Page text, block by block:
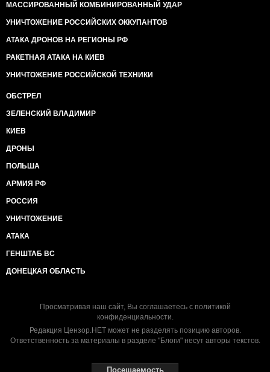
МАССИРОВАННЫЙ КОМБИНИРОВАННЫЙ УДАР
УНИЧТОЖЕНИЕ РОССИЙСКИХ ОККУПАНТОВ
АТАКА ДРОНОВ НА РЕГИОНЫ РФ
РАКЕТНАЯ АТАКА НА КИЕВ
УНИЧТОЖЕНИЕ РОССИЙСКОЙ ТЕХНИКИ
ОБСТРЕЛ
ЗЕЛЕНСКИЙ ВЛАДИМИР
КИЕВ
ДРОНЫ
ПОЛЬША
АРМИЯ РФ
РОССИЯ
УНИЧТОЖЕНИЕ
АТАКА
ГЕНШТАБ ВС
ДОНЕЦКАЯ ОБЛАСТЬ
Просматривая наш сайт, Вы соглашаетесь с политикой
конфиденциальности.
Редакция Цензор.НЕТ может не разделять позицию авторов.
Ответственность за материалы в разделе "Блоги" несут авторы текстов.
Посещаемость